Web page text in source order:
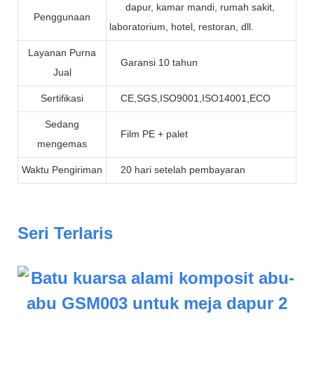
Penggunaan
dapur, kamar mandi, rumah sakit,
laboratorium, hotel, restoran, dll.
Layanan Purna
Jual
Garansi 10 tahun
Sertifikasi CE,SGS,ISO9001,ISO14001,ECO
Sedang
mengemas
Film PE + palet
Waktu Pengiriman 20 hari setelah pembayaran
Seri Terlaris